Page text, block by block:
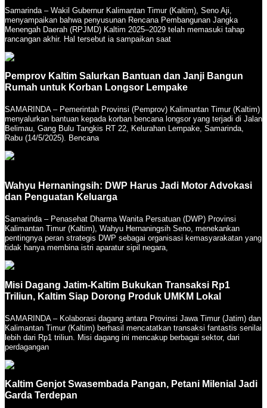
Samarinda – Wakil Gubernur Kalimantan Timur (Kaltim), Seno Aji,
menyampaikan bahwa penyusunan Rencana Pembangunan Jangka
Menengah Daerah (RPJMD) Kaltim 2025–2029 telah memasuki tahap
rancangan akhir. Hal tersebut ia sampaikan saat
Pemprov Kaltim Salurkan Bantuan dan Janji Bangun
Rumah untuk Korban Longsor Lempake
SAMARINDA – Pemerintah Provinsi (Pemprov) Kalimantan Timur (Kaltim)
menyalurkan bantuan kepada korban bencana longsor yang terjadi di Jalan
Belimau, Gang Bulu Tangkis RT 22, Kelurahan Lempake, Samarinda,
Rabu (14/5/2025). Bencana
Wahyu Hernaningsih: DWP Harus Jadi Motor Advokasi
dan Penguatan Keluarga
Samarinda – Penasehat Dharma Wanita Persatuan (DWP) Provinsi
Kalimantan Timur (Kaltim), Wahyu Hernaningsih Seno, menekankan
pentingnya peran strategis DWP sebagai organisasi kemasyarakatan yang
tidak hanya membina istri aparatur sipil negara,
Misi Dagang Jatim-Kaltim Bukukan Transaksi Rp1
Triliun, Kaltim Siap Dorong Produk UMKM Lokal
SAMARINDA – Kolaborasi dagang antara Provinsi Jawa Timur (Jatim) dan
Kalimantan Timur (Kaltim) berhasil mencatatkan transaksi fantastis senilai
lebih dari Rp1 triliun. Misi dagang ini mencakup berbagai sektor, dari
perdagangan
Kaltim Genjot Swasembada Pangan, Petani Milenial Jadi
Garda Terdepan